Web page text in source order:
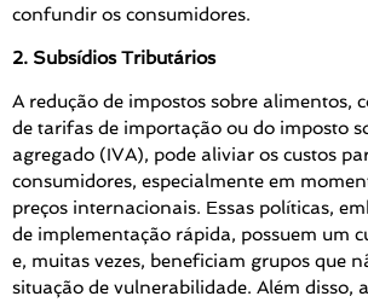
confundir os consumidores.
2. Subsídios Tributários
A redução de impostos sobre alimentos,
de tarifas de importação ou do imposto
agregado (IVA), pode aliviar os custos
consumidores, especialmente em
preços internacionais. Essas políticas,
de implementação rápida, possuem um
e, muitas vezes, beneficiam grupos que
situação de vulnerabilidade. Além disso,